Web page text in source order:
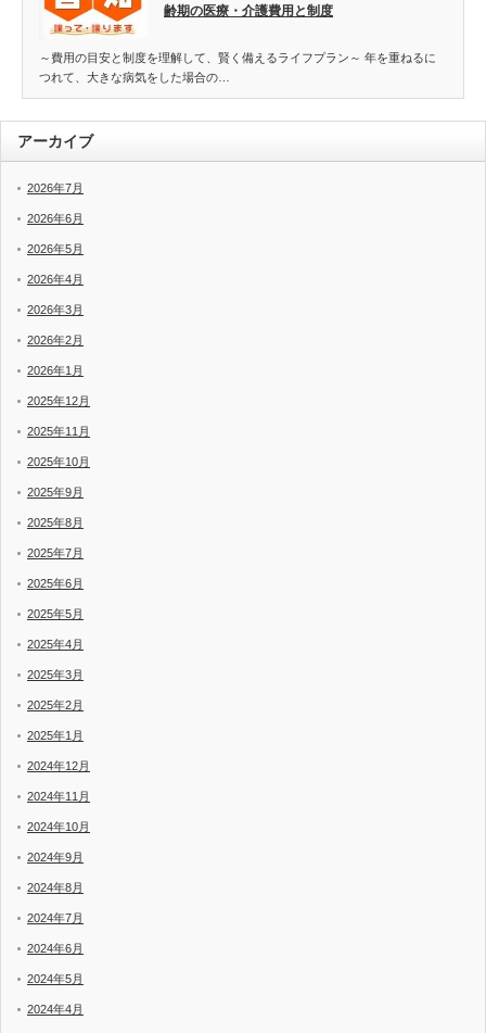
齢期の医療・介護費用と制度
～費用の目安と制度を理解して、賢く備えるライフプラン～ 年を重ねるに
つれて、大きな病気をした場合の…
アーカイブ
2026年7月
2026年6月
2026年5月
2026年4月
2026年3月
2026年2月
2026年1月
2025年12月
2025年11月
2025年10月
2025年9月
2025年8月
2025年7月
2025年6月
2025年5月
2025年4月
2025年3月
2025年2月
2025年1月
2024年12月
2024年11月
2024年10月
2024年9月
2024年8月
2024年7月
2024年6月
2024年5月
2024年4月